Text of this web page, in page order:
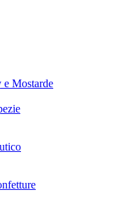
e Mostarde